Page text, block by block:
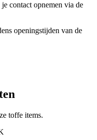
contact opnemen via de
openingstijden van de
toffe items.